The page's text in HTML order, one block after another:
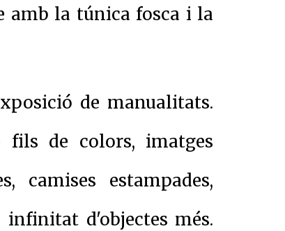
amb la túnica fosca i la
de manualitats.
fils de colors, imatges
camises estampades,
d'objectes més.